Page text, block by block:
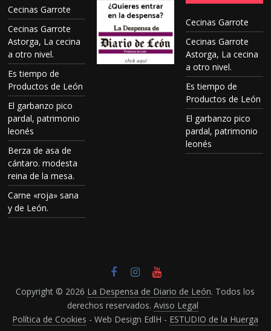
Cecinas Garrote
Cecinas Garrote
Astorga, La cecina
a otro nivel.
Es tiempo de
Productos de León
El garbanzo pico
pardal, patrimonio
leonés
Berza de asa de
cántaro. modesta
reina de la mesa.
Carne «roja» sana
y de León.
Cecinas Garrote
Cecinas Garrote
Astorga, La cecina
a otro nivel.
Es tiempo de
Productos de León
El garbanzo pico
pardal, patrimonio
leonés
Copyright © 2026 La Despensa de Diario de León. Todos los
derechos reservados.Aviso Legal
Política de Cookies - Web Design EdlH - ESTUDIO de la Huerga